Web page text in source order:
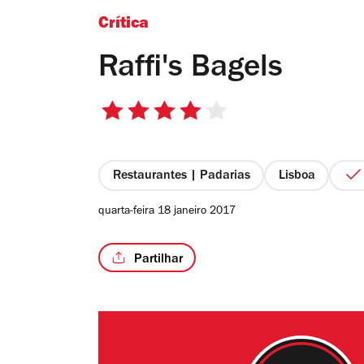
Crítica
Raffi's Bagels
4/5
Restaurantes | Padarias Lisboa
quarta-feira 18 janeiro 2017
Partilhar